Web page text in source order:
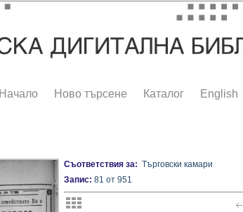
Начало Ново търсене Каталог English
Съответствия за: Търговски камари
Запис: 81 от 951